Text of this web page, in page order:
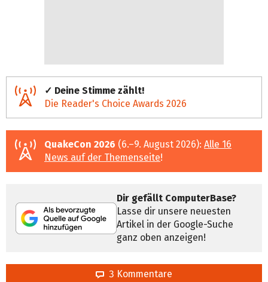
✓ Deine Stimme zählt!
Die Reader's Choice Awards 2026
QuakeCon 2026 (6.–9. August 2026): Alle 16
News auf der Themenseite!
Dir gefällt ComputerBase?
Lasse dir unsere neuesten
Artikel in der Google-Suche
ganz oben anzeigen!
3 Kommentare